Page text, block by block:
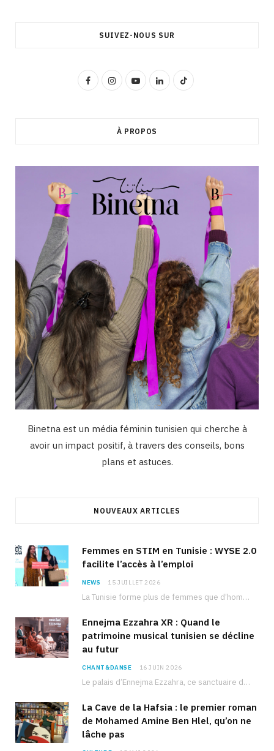
SUIVEZ-NOUS SUR
F
b
o
I
a
g
Y
u
b
e
L
e
d
I
T
o
À PROPOS
Binetna est un média féminin tunisien qui cherche à
avoir un impact positif, à travers des conseils, bons
plans et astuces.
NOUVEAUX ARTICLES
Femmes en STIM en Tunisie : WYSE 2.0
facilite l’accès à l’emploi
NEWS 15 JUILLET 2026
La Tunisie forme plus de femmes que d’hommes dans les filières scientifiques. Pourtant, pour beaucoup…
Ennejma Ezzahra XR : Quand le
patrimoine musical tunisien se décline
au futur
CHANT&DANSE 16 JUIN 2026
Le palais d’Ennejma Ezzahra, ce sanctuaire de la musique tunisienne et méditerranéenne construit par le…
La Cave de la Hafsia : le premier roman
de Mohamed Amine Ben Hlel, qu’on ne
lâche pas